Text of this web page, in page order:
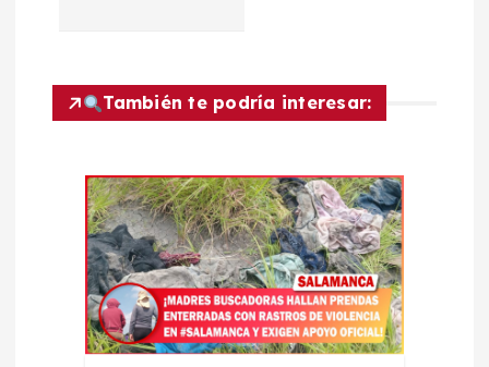
d
También te podría interesar: